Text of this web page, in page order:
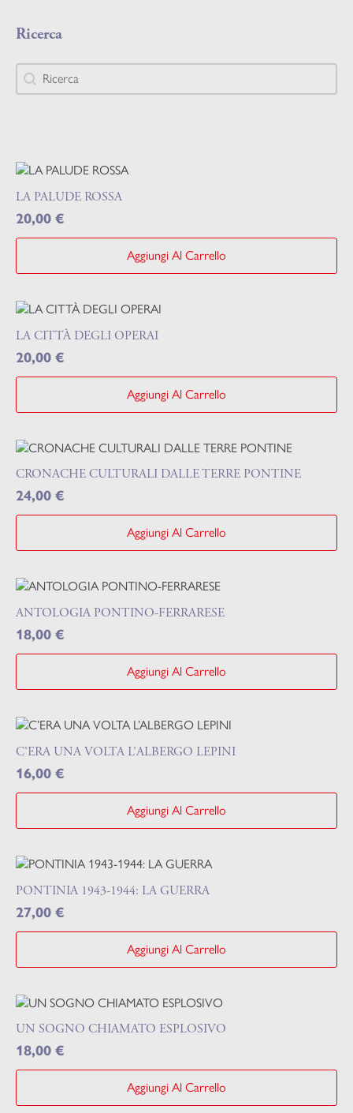
Ricerca
Ricerca
Ricerca
LA PALUDE ROSSA
20,00 €
Aggiungi Al Carrello
LA CITTÀ DEGLI OPERAI
20,00 €
Aggiungi Al Carrello
CRONACHE CULTURALI DALLE TERRE PONTINE
24,00 €
Aggiungi Al Carrello
ANTOLOGIA PONTINO-FERRARESE
18,00 €
Aggiungi Al Carrello
C’ERA UNA VOLTA L’ALBERGO LEPINI
16,00 €
Aggiungi Al Carrello
PONTINIA 1943-1944: LA GUERRA
27,00 €
Aggiungi Al Carrello
UN SOGNO CHIAMATO ESPLOSIVO
18,00 €
Aggiungi Al Carrello